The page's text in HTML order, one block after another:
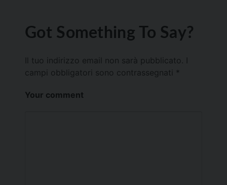
Got Something To Say?
Il tuo indirizzo email non sarà pubblicato.
campi obbligatori sono contrassegnati *
Your comment